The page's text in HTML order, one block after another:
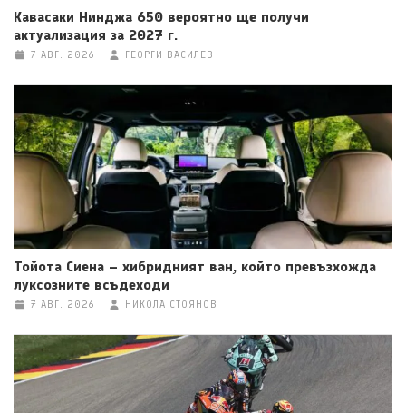
Кавасаки Нинджа 650 вероятно ще получи
актуализация за 2027 г.
7 АВГ. 2026 ГЕОРГИ ВАСИЛЕВ
Тойота Сиена – хибридният ван, който превъзхожда
луксозните всъдеходи
7 АВГ. 2026 НИКОЛА СТОЯНОВ